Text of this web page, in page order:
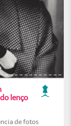
lenço
de fotos